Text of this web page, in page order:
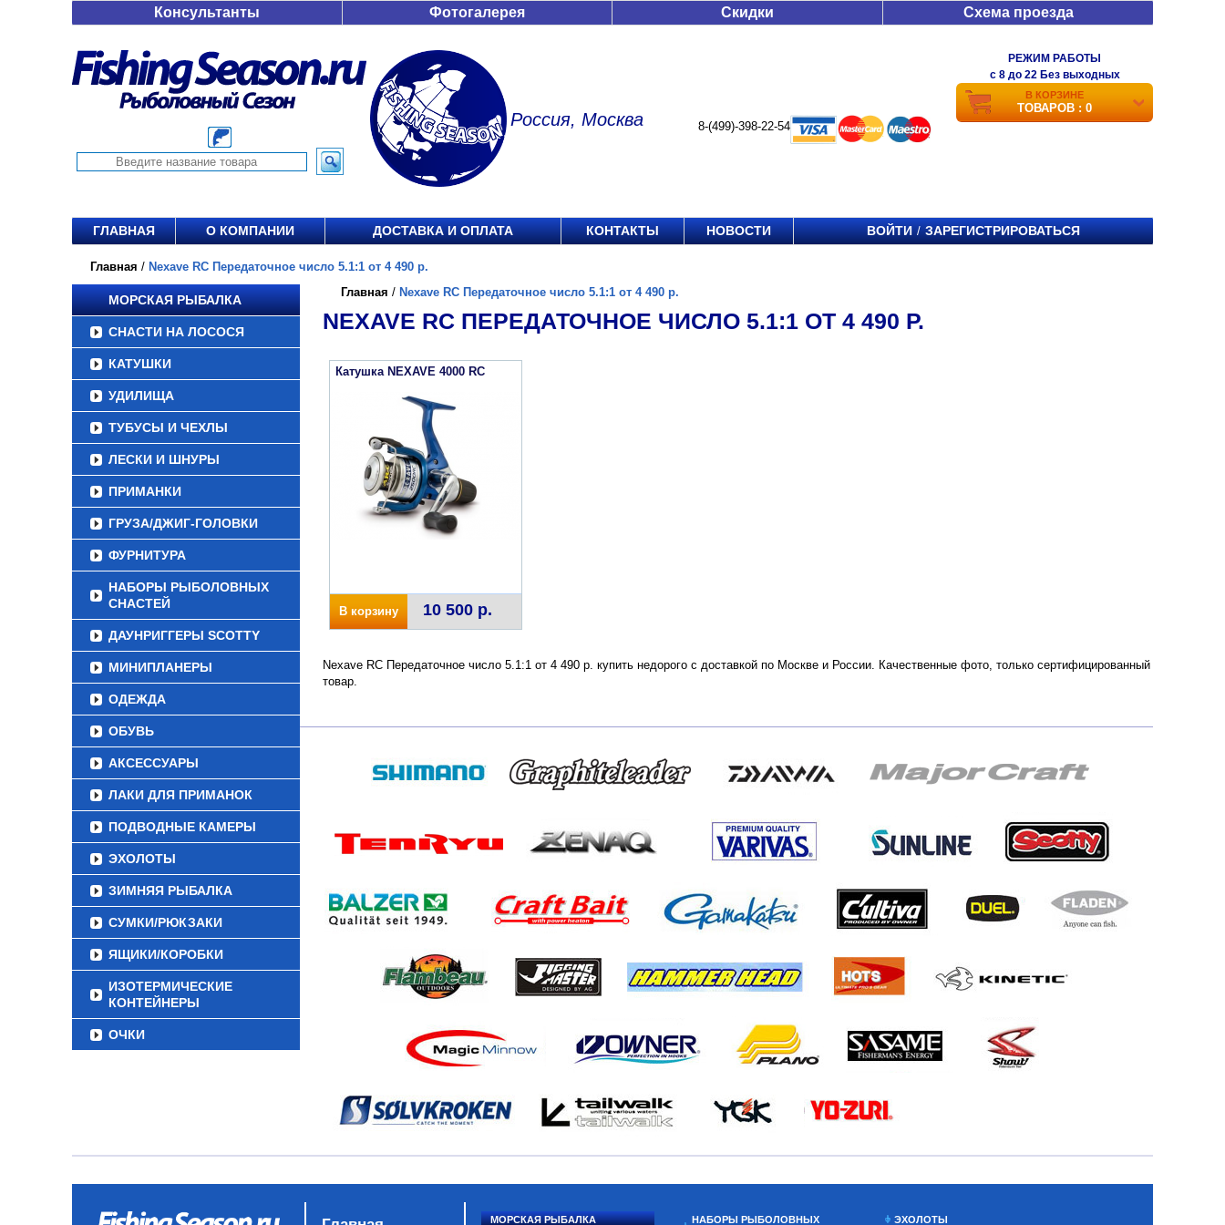
Консультанты Фотогалерея Скидки Схема проезда
Россия, Москва 8-(499)-398-22-54
РЕЖИМ РАБОТЫ
c 8 до 22 Без выходных
В КОРЗИНЕ
ТОВАРОВ : 0
ГЛАВНАЯ О КОМПАНИИ ДОСТАВКА И ОПЛАТА КОНТАКТЫ НОВОСТИ ВОЙТИ / ЗАРЕГИСТРИРОВАТЬСЯ
Главная / Nexave RC Передаточное число 5.1:1 от 4 490 р.
МОРСКАЯ РЫБАЛКА
СНАСТИ НА ЛОСОСЯ
КАТУШКИ
УДИЛИЩА
ТУБУСЫ И ЧЕХЛЫ
ЛЕСКИ И ШНУРЫ
ПРИМАНКИ
ГРУЗА/ДЖИГ-ГОЛОВКИ
ФУРНИТУРА
НАБОРЫ РЫБОЛОВНЫХ
СНАСТЕЙ
ДАУНРИГГЕРЫ SCOTTY
МИНИПЛАНЕРЫ
ОДЕЖДА
ОБУВЬ
АКСЕССУАРЫ
ЛАКИ ДЛЯ ПРИМАНОК
ПОДВОДНЫЕ КАМЕРЫ
ЭХОЛОТЫ
ЗИМНЯЯ РЫБАЛКА
СУМКИ/РЮКЗАКИ
ЯЩИКИ/КОРОБКИ
ИЗОТЕРМИЧЕСКИЕ
КОНТЕЙНЕРЫ
ОЧКИ
Главная / Nexave RC Передаточное число 5.1:1 от 4 490 р.
NEXAVE RC ПЕРЕДАТОЧНОЕ ЧИСЛО 5.1:1 ОТ 4 490 Р.
Катушка NEXAVE 4000 RC
В корзину 10 500 р.
Nexave RC Передаточное число 5.1:1 от 4 490 р. купить недорого с доставкой по Москве и России. Качественные фото, только сертифицированный
товар.
МОРСКАЯ РЫБАЛКА НАБОРЫ РЫБОЛОВНЫХ ЭХОЛОТЫ